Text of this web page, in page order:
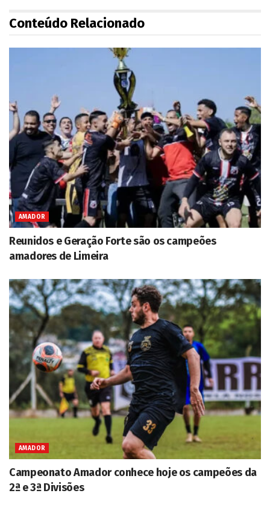
Conteúdo Relacionado
AMADOR
Reunidos e Geração Forte são os campeões
amadores de Limeira
AMADOR
Campeonato Amador conhece hoje os campeões da
2ª e 3ª Divisões